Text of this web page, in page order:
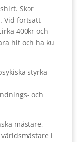
Skor
Vid fortsatt
400kr och
hit och ha kul
styrka
och
mästare,
i